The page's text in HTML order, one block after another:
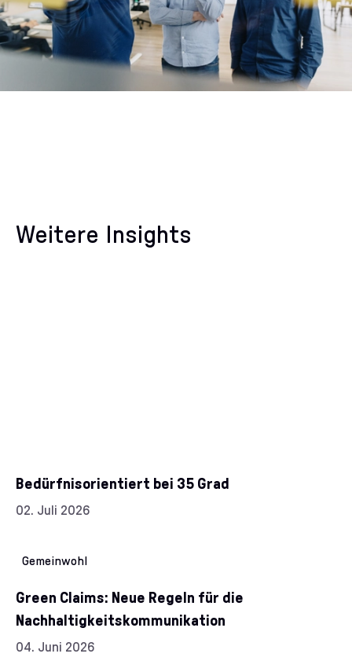
Weitere Insights
Bedürfnisorientiert bei 35 Grad
Datum:
02. Juli 2026
Green Claims: Neue Regeln für die
Nachhaltigkeitskommunikation
Datum:
04. Juni 2026
Kategorien:
Gemeinwohl